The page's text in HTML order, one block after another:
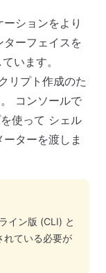
ションをより
ーフェイスを
います。
リプト作成のた
コンソールで
使って シェル
ターを渡しま
イン版 (CLI) と
れている必要が